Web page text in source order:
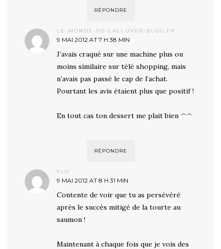
RÉPONDRE
LE-MONDE-DE-LALI.OVER-BLOG.FR
9 MAI 2012 AT 7 H 38 MIN
J’avais craqué sur une machine plus ou
moins similaire sur télé shopping, mais
n’avais pas passé le cap de l’achat.
Pourtant les avis étaient plus que positif !
En tout cas ton dessert me plait bien ^^
RÉPONDRE
FLO
9 MAI 2012 AT 8 H 31 MIN
Contente de voir que tu as persévéré
après le succès mitigé de la tourte au
saumon !
Maintenant à chaque fois que je vois des